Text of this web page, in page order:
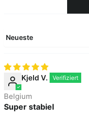
Sort by
Kjeld V.
Belgium
Super stabiel